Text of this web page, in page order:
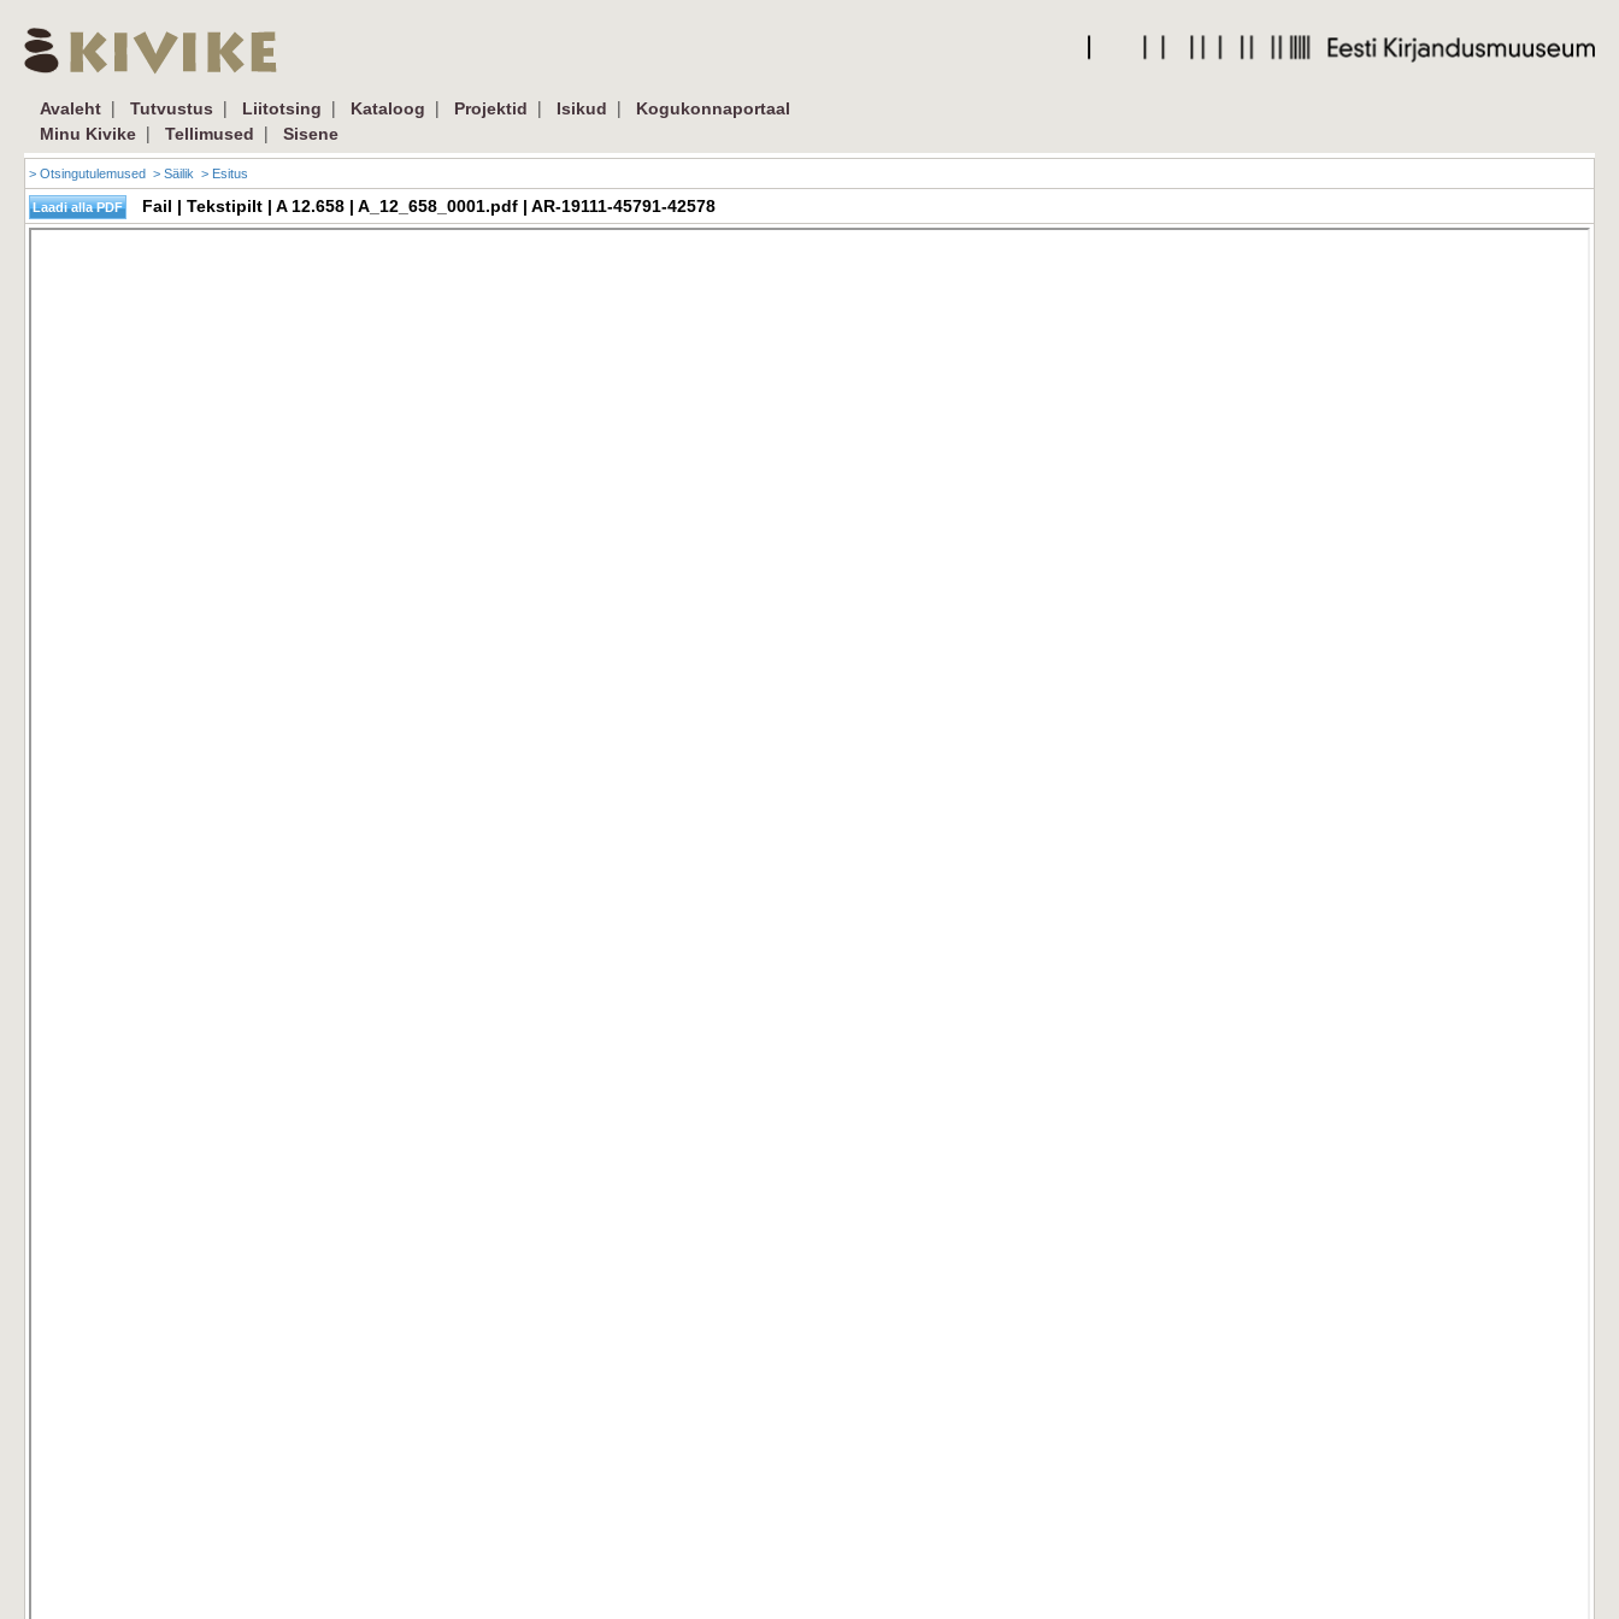
Avaleht | Tutvustus | Liitotsing | Kataloog | Projektid | Isikud |
Kogukonnaportaal
Minu Kivike | Tellimused | Sisene
> Otsingutulemused > Säilik > Esitus
Fail | Tekstipilt | A 12.658 | A_12_658_0001.pdf | AR-19111-45791-42578